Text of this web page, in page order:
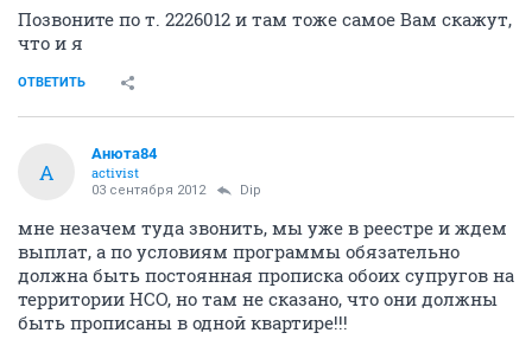
Позвоните по т. 2226012 и там тоже самое Вам скажут,
что и я
ОТВЕТИТЬ
А
Анюта84
activist
03 сентября 2012 Dip
мне незачем туда звонить, мы уже в реестре и ждем
выплат, а по условиям программы обязательно
должна быть постоянная прописка обоих супругов на
территории НСО, но там не сказано, что они должны
быть прописаны в одной квартире!!!